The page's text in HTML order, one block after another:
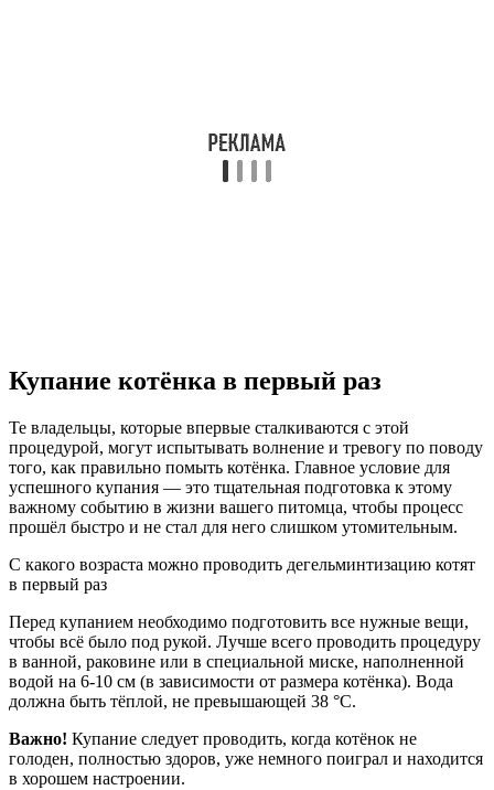
Купание котёнка в первый раз
Те владельцы, которые впервые сталкиваются с этой
процедурой, могут испытывать волнение и тревогу по поводу
того, как правильно помыть котёнка. Главное условие для
успешного купания — это тщательная подготовка к этому
важному событию в жизни вашего питомца, чтобы процесс
прошёл быстро и не стал для него слишком утомительным.
С какого возраста можно проводить дегельминтизацию котят
в первый раз
Перед купанием необходимо подготовить все нужные вещи,
чтобы всё было под рукой. Лучше всего проводить процедуру
в ванной, раковине или в специальной миске, наполненной
водой на 6-10 см (в зависимости от размера котёнка). Вода
должна быть тёплой, не превышающей 38 °С.
Важно! Купание следует проводить, когда котёнок не
голоден, полностью здоров, уже немного поиграл и находится
в хорошем настроении.